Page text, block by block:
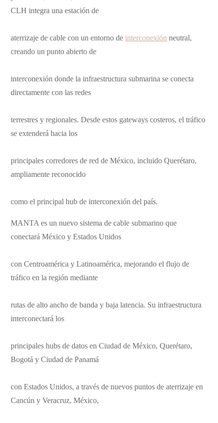
CLH integra una estación de
aterrizaje de cable con un entorno de interconexión neutral,
creando un punto abierto de
interconexión donde la infraestructura submarina se conecta
directamente con las redes
terrestres y regionales. Desde estos gateways costeros, el tráfico
se extenderá hacia los
principales corredores de red de México, incluido Querétaro,
ampliamente reconocido
como el principal hub de interconexión del país.
MANTA es un nuevo sistema de cable submarino que
conectará México y Estados Unidos
con Centroamérica y Latinoamérica, mejorando el flujo de
tráfico en la región mediante
rutas de alto ancho de banda y baja latencia. Su infraestructura
interconectará los
principales hubs de datos en Ciudad de México, Querétaro,
Bogotá y Ciudad de Panamá
con Estados Unidos, a través de nuevos puntos de aterrizaje en
Cancún y Veracruz, México,